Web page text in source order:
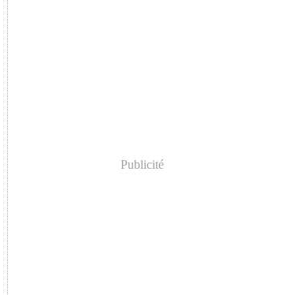
Publicité